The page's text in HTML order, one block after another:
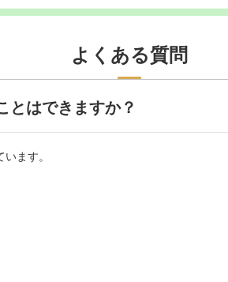
よくある質問
とはできますか？
ます。